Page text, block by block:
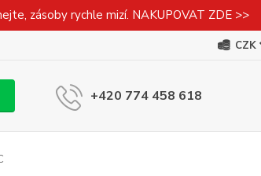
zásoby rychle mizí. NAKUPOVAT ZDE >>
CZK
+420 774 458 618